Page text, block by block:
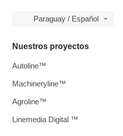
Paraguay / Español
Nuestros proyectos
Autoline™
Machineryline™
Agroline™
Linemedia Digital ™